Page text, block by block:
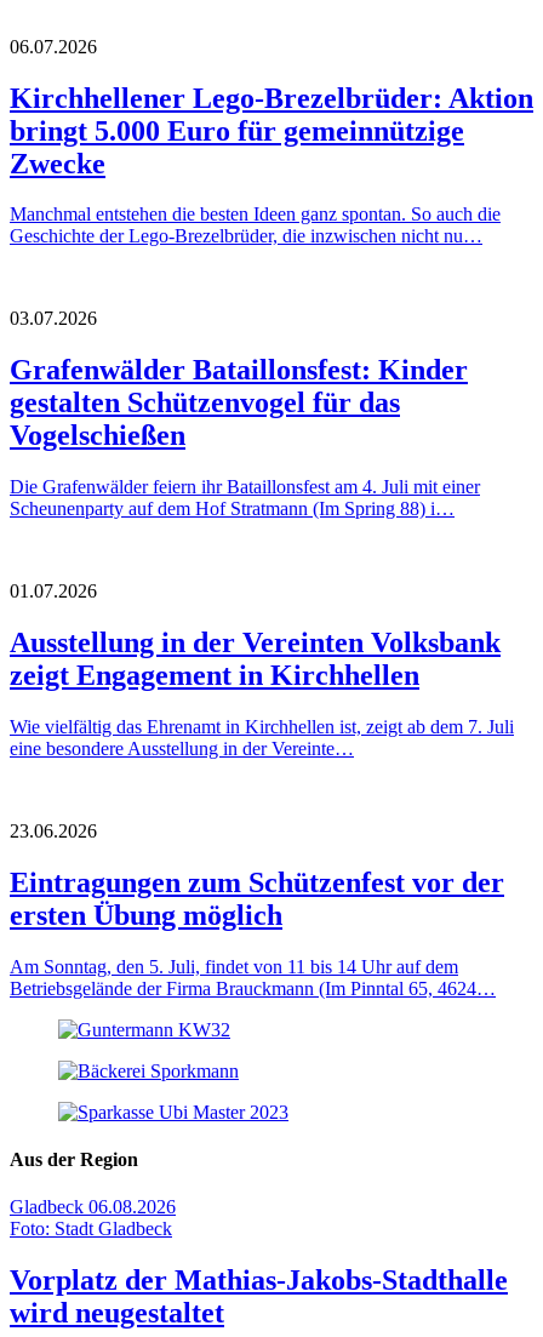
06.07.2026
Kirchhellener Lego-Brezelbrüder: Aktion
bringt 5.000 Euro für gemeinnützige
Zwecke
Manchmal entstehen die besten Ideen ganz spontan. So auch die
Geschichte der Lego-Brezelbrüder, die inzwischen nicht nu…
03.07.2026
Grafenwälder Bataillonsfest: Kinder
gestalten Schützenvogel für das
Vogelschießen
Die Grafenwälder feiern ihr Bataillonsfest am 4. Juli mit einer
Scheunenparty auf dem Hof Stratmann (Im Spring 88) i…
01.07.2026
Ausstellung in der Vereinten Volksbank
zeigt Engagement in Kirchhellen
Wie vielfältig das Ehrenamt in Kirchhellen ist, zeigt ab dem 7. Juli
eine besondere Ausstellung in der Vereinte…
23.06.2026
Eintragungen zum Schützenfest vor der
ersten Übung möglich
Am Sonntag, den 5. Juli, findet von 11 bis 14 Uhr auf dem
Betriebsgelände der Firma Brauckmann (Im Pinntal 65, 4624…
Aus der Region
Gladbeck 06.08.2026
Foto: Stadt Gladbeck
Vorplatz der Mathias-Jakobs-Stadthalle
wird neugestaltet